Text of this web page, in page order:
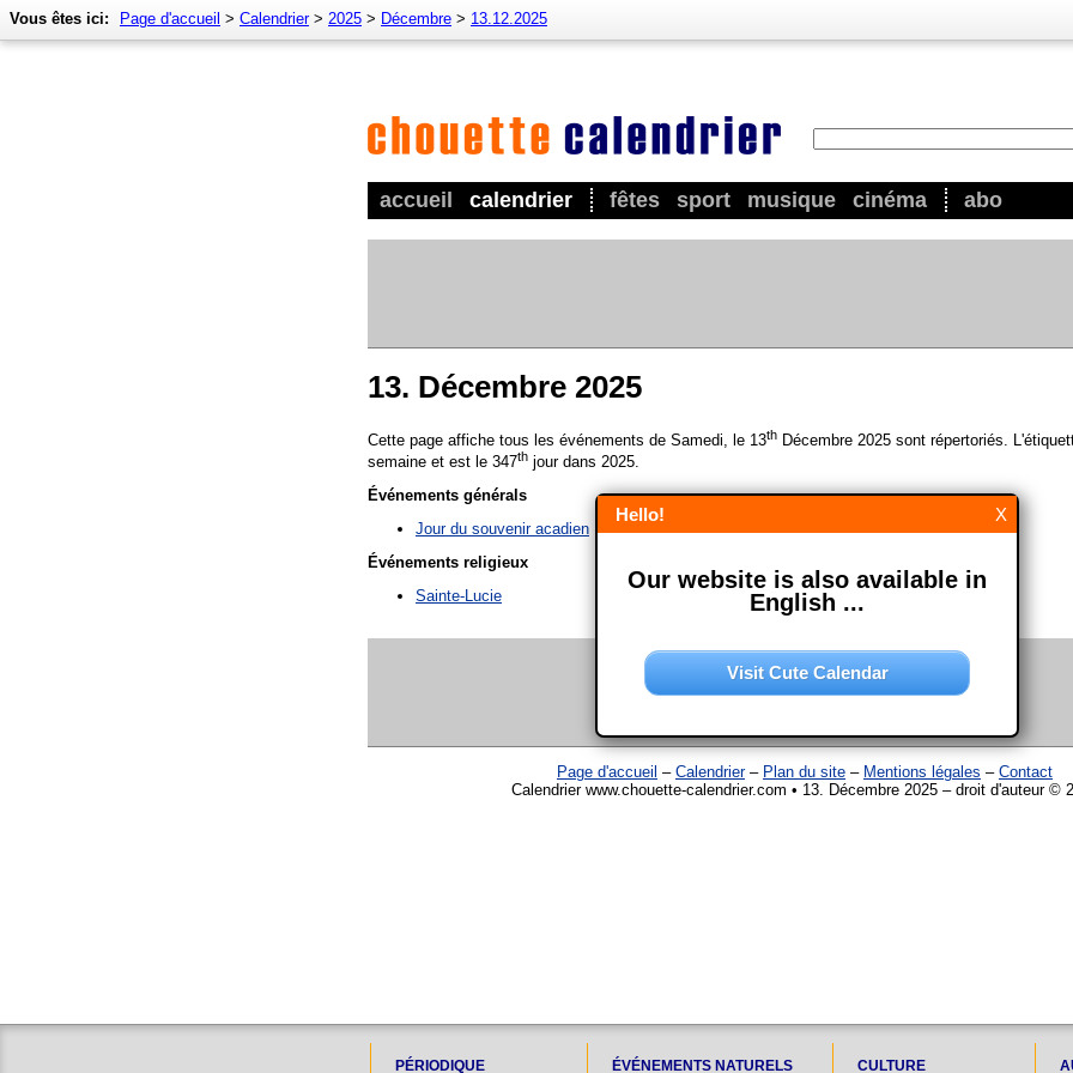
accueil calendrier fêtes sport musique cinéma abo
Vous êtes ici: Page d'accueil > Calendrier> 2025 > Décembre > 13.12.2025
13. Décembre 2025
Cette page affiche tous les événements de Samedi, le 13th Décembre 2025 sont répertoriés.
semaine et est le 347th jour dans 2025.
Événements générals
Jour du souvenir acadien
Événements religieux
Sainte-Lucie
Page d'accueil – Calendrier– Plan du site – Mentions légales – Contact
Calendrier www.chouette-calendrier.com • 13. Décembre 2025 – droit d'auteur ©
PÉRIODIQUE ÉVÉNEMENTS NATURELS CULTURE
X
Hello!
Our website is also available in
English ...
Visit Cute Calendar